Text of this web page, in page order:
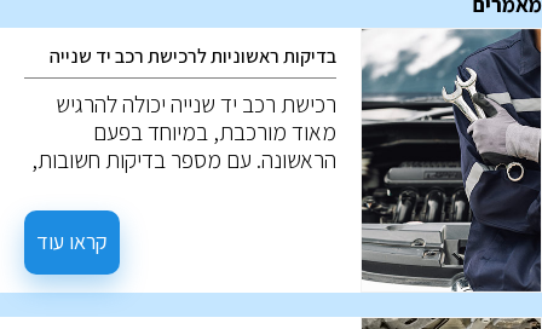
בדיקות ראשוניות לרכישת רכב יד שנייה
רכישת רכב יד שנייה יכולה להרגיש
מאוד מורכבת, במיוחד בפעם
הראשונה. עם מספר בדיקות חשובות,
בדיקות חשובות כאשר שוקלים רכב יד
קראו עוד